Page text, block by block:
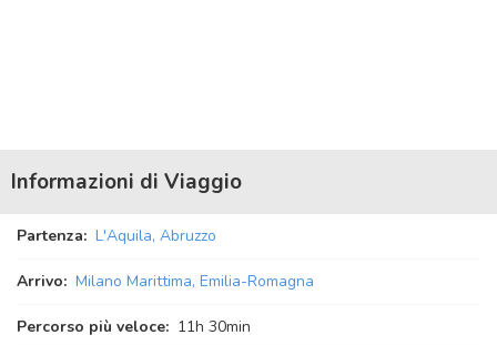
Informazioni di Viaggio
Partenza: L'Aquila, Abruzzo
Arrivo: Milano Marittima, Emilia-Romagna
Percorso più veloce: 11h 30min